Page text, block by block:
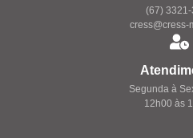
(67)
cress@cress-
Segunda à
12h00 às